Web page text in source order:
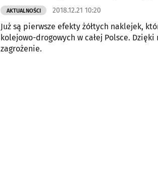
AKTUALNOŚCI 2018.12.21 10:20
Już są pierwsze efekty żółtych naklejek,
kolejowo-drogowych w całej Polsce. Dzięki nim można szybciej reagować na
zagrożenie.